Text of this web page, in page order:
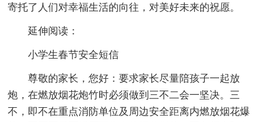
寄托了人们对幸福生活的向往，对美好未来的祝愿。
延伸阅读：
小学生春节安全短信
尊敬的家长，您好：要求家长尽量陪孩子一起放
炮，在燃放烟花炮竹时必须做到三不二会一坚决。三
不，即不在重点消防单位及周边安全距离内燃放烟花爆